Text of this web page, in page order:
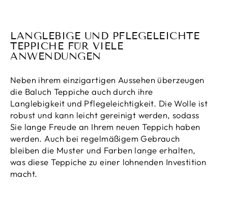
LANGLEBIGE UND PFLEGELEICHTE
TEPPICHE FÜR VIELE
ANWENDUNGEN
Neben ihrem einzigartigen Aussehen überzeugen
die Baluch Teppiche auch durch ihre
Langlebigkeit und Pflegeleichtigkeit. Die Wolle ist
robust und kann leicht gereinigt werden, sodass
Sie lange Freude an Ihrem neuen Teppich haben
werden. Auch bei regelmäßigem Gebrauch
bleiben die Muster und Farben lange erhalten,
was diese Teppiche zu einer lohnenden Investition
macht.